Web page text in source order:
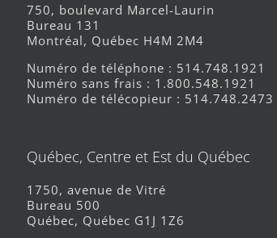
750, boulevard Marcel-Laurin
Bureau 131
Montréal, Québec H4M 2M4
Numéro de téléphone : 514.748.1921
Numéro sans frais : 1.800.548.1921
Numéro de télécopieur : 514.748.2473
Québec, Centre et Est du Québec
1750, avenue de Vitré
Bureau 500
Québec, Québec G1J 1Z6